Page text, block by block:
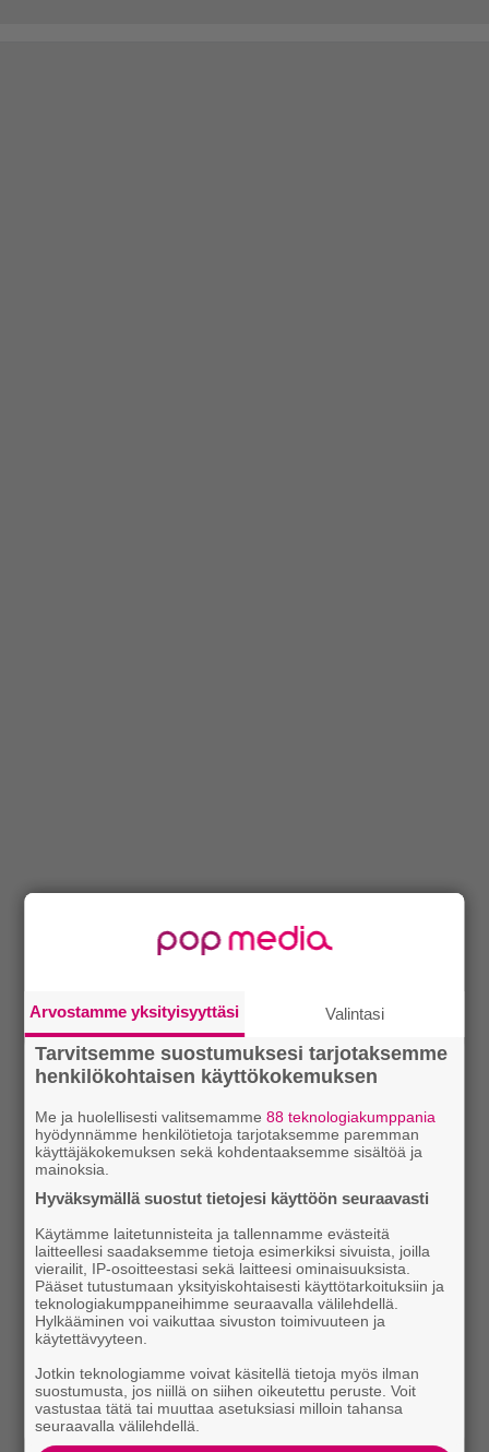
Arvostamme yksityisyyttäsi Valintasi
Tarvitsemme suostumuksesi tarjotaksemme
henkilökohtaisen käyttökokemuksen
Me ja huolellisesti valitsemamme88 teknologiakumppania
hyödynnämme henkilötietoja tarjotaksemme paremman
käyttäjäkokemuksen sekä kohdentaaksemme sisältöä ja
mainoksia.
Hyväksymällä suostut tietojesi käyttöön seuraavasti
Käytämme laitetunnisteita ja tallennamme evästeitä
laitteellesi saadaksemme tietoja esimerkiksi sivuista, joilla
vierailit, IP-osoitteestasi sekä laitteesi ominaisuuksista.
Pääset tutustumaan yksityiskohtaisesti käyttötarkoituksiin ja
teknologiakumppaneihimme seuraavalla välilehdellä.
Hylkääminen voi vaikuttaa sivuston toimivuuteen ja
käytettävyyteen.
Jotkin teknologiamme voivat käsitellä tietoja myös ilman
suostumusta, jos niillä on siihen oikeutettu peruste. Voit
vastustaa tätä tai muuttaa asetuksiasi milloin tahansa
seuraavalla välilehdellä.